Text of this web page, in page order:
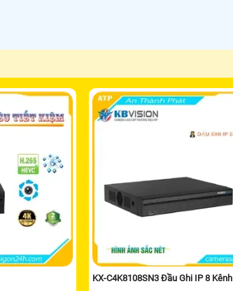
KX-C4K8108SN3 Đầu Ghi IP 8 Kênh